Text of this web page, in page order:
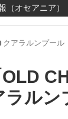
（オセアニア）
クアラルンプール
ラルン